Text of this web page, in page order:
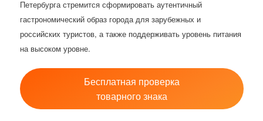
Петербурга стремится сформировать аутентичный
гастрономический образ города для зарубежных и
российских туристов, а также поддерживать уровень питания
на высоком уровне.
Бесплатная проверка
товарного знака